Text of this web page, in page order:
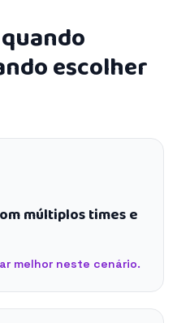
escolher
múltiplos times e
melhor neste cenário.